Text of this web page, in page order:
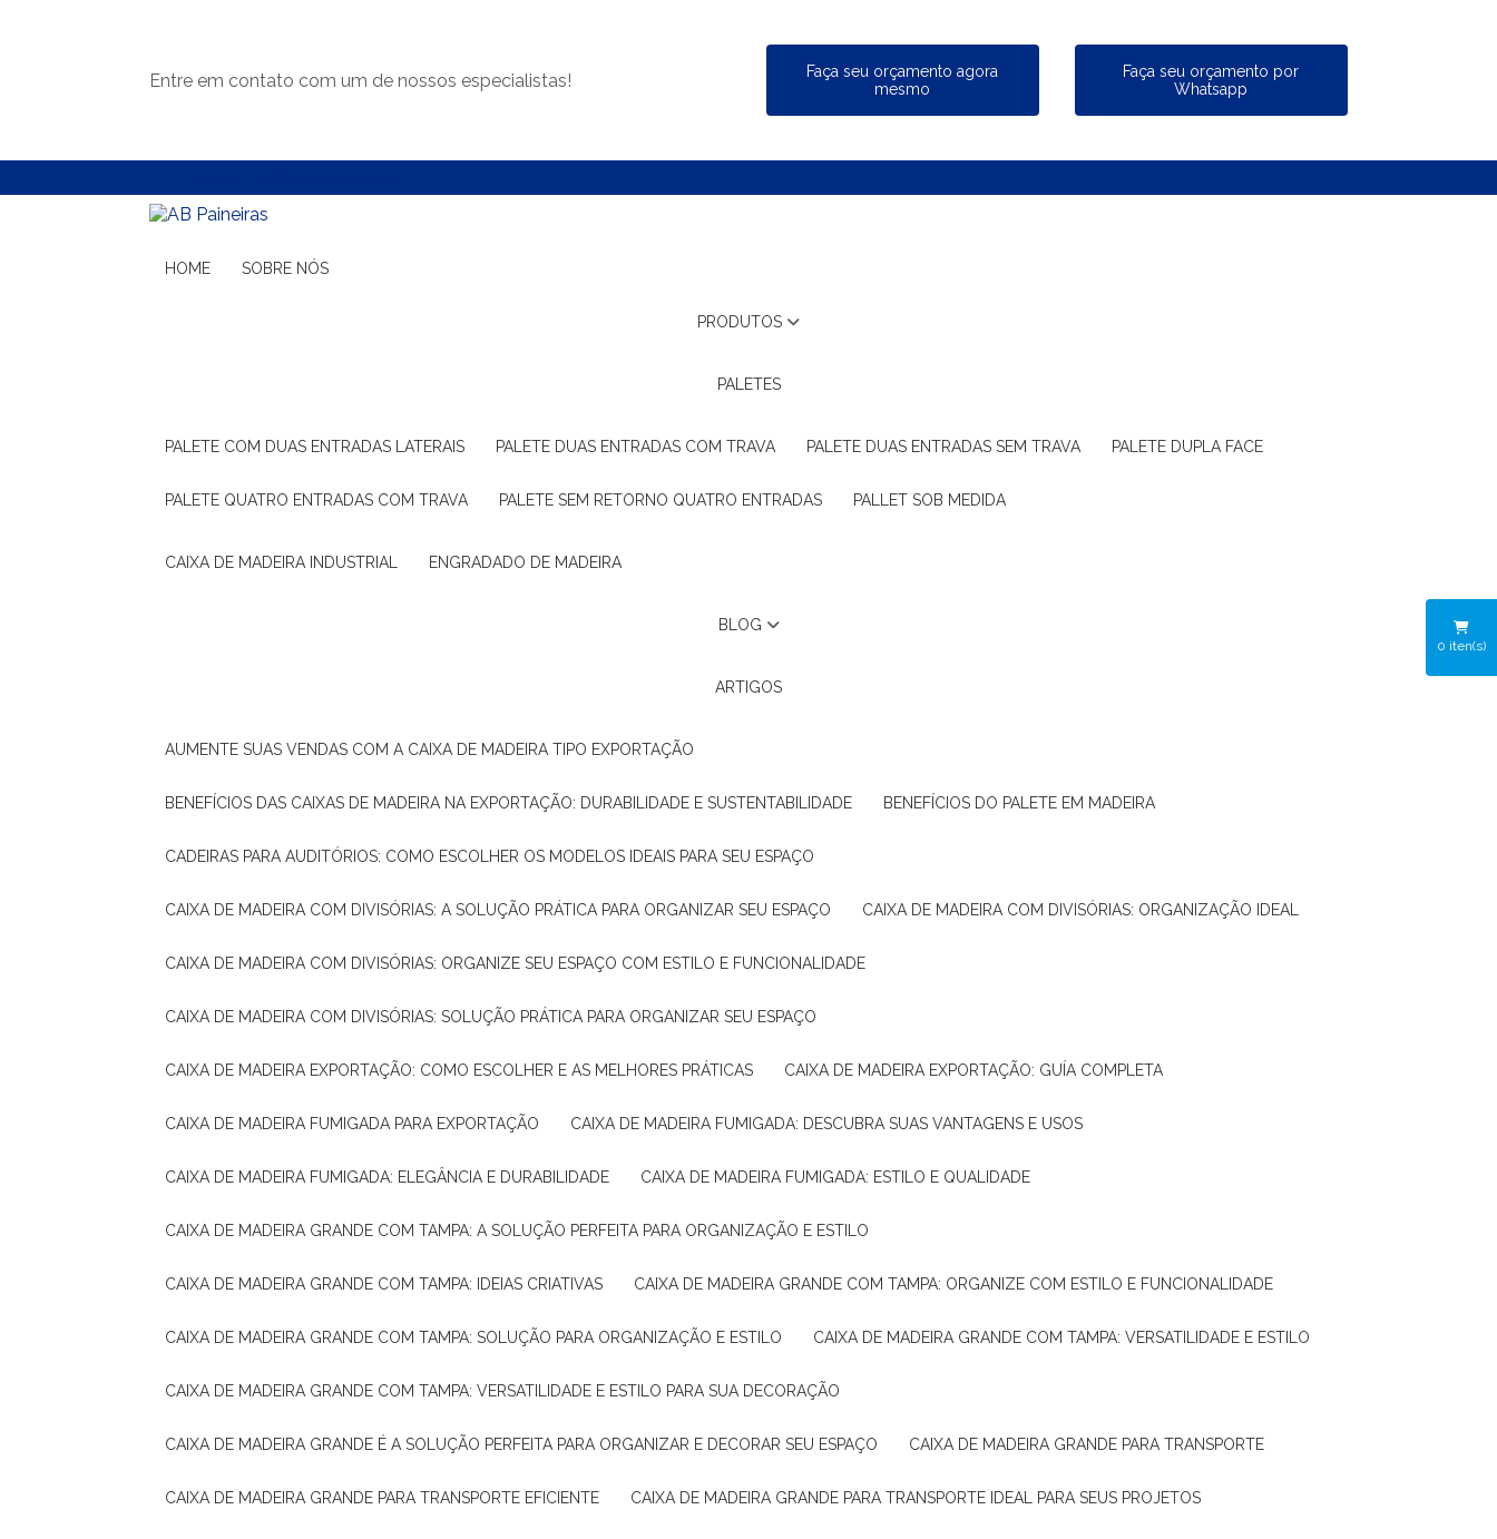
Entre em contato com um de nossos especialistas!
Faça seu orçamento agora
mesmo
Faça seu orçamento por
Whatsapp
HOME SOBRE NÓS
PRODUTOS
PALETES
PALETE COM DUAS ENTRADAS LATERAIS PALETE DUAS ENTRADAS COM TRAVA PALETE DUAS ENTRADAS SEM TRAVA PALETE DUPLA FACE
PALETE QUATRO ENTRADAS COM TRAVA PALETE SEM RETORNO QUATRO ENTRADAS PALLET SOB MEDIDA
CAIXA DE MADEIRA INDUSTRIAL ENGRADADO DE MADEIRA
BLOG
ARTIGOS
AUMENTE SUAS VENDAS COM A CAIXA DE MADEIRA TIPO EXPORTAÇÃO
BENEFÍCIOS DAS CAIXAS DE MADEIRA NA EXPORTAÇÃO: DURABILIDADE E SUSTENTABILIDADE BENEFÍCIOS DO PALETE EM MADEIRA
CADEIRAS PARA AUDITÓRIOS: COMO ESCOLHER OS MODELOS IDEAIS PARA SEU ESPAÇO
CAIXA DE MADEIRA COM DIVISÓRIAS: A SOLUÇÃO PRÁTICA PARA ORGANIZAR SEU ESPAÇO CAIXA DE MADEIRA COM DIVISÓRIAS: ORGANIZAÇÃO IDEAL
CAIXA DE MADEIRA COM DIVISÓRIAS: ORGANIZE SEU ESPAÇO COM ESTILO E FUNCIONALIDADE
CAIXA DE MADEIRA COM DIVISÓRIAS: SOLUÇÃO PRÁTICA PARA ORGANIZAR SEU ESPAÇO
CAIXA DE MADEIRA EXPORTAÇÃO: COMO ESCOLHER E AS MELHORES PRÁTICAS CAIXA DE MADEIRA EXPORTAÇÃO: GUÍA COMPLETA
CAIXA DE MADEIRA FUMIGADA PARA EXPORTAÇÃO CAIXA DE MADEIRA FUMIGADA: DESCUBRA SUAS VANTAGENS E USOS
CAIXA DE MADEIRA FUMIGADA: ELEGÂNCIA E DURABILIDADE CAIXA DE MADEIRA FUMIGADA: ESTILO E QUALIDADE
CAIXA DE MADEIRA GRANDE COM TAMPA: A SOLUÇÃO PERFEITA PARA ORGANIZAÇÃO E ESTILO
CAIXA DE MADEIRA GRANDE COM TAMPA: IDEIAS CRIATIVAS CAIXA DE MADEIRA GRANDE COM TAMPA: ORGANIZE COM ESTILO E FUNCIONALIDADE
CAIXA DE MADEIRA GRANDE COM TAMPA: SOLUÇÃO PARA ORGANIZAÇÃO E ESTILO CAIXA DE MADEIRA GRANDE COM TAMPA: VERSATILIDADE E ESTILO
CAIXA DE MADEIRA GRANDE COM TAMPA: VERSATILIDADE E ESTILO PARA SUA DECORAÇÃO
CAIXA DE MADEIRA GRANDE É A SOLUÇÃO PERFEITA PARA ORGANIZAR E DECORAR SEU ESPAÇO CAIXA DE MADEIRA GRANDE PARA TRANSPORTE
CAIXA DE MADEIRA GRANDE PARA TRANSPORTE EFICIENTE CAIXA DE MADEIRA GRANDE PARA TRANSPORTE IDEAL PARA SEUS PROJETOS
0 iten(s)